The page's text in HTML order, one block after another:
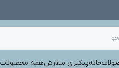
خانهپیگیری سفارشهمه محصولات